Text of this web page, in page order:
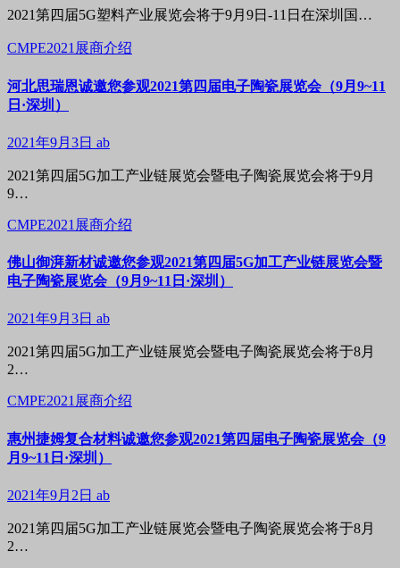
2021第四届5G塑料产业展览会将于9月9日-11日在深圳国…
CMPE2021展商介绍
河北思瑞恩诚邀您参观2021第四届电子陶瓷展览会（9月9~11
日·深圳）
2021年9月3日 ab
2021第四届5G加工产业链展览会暨电子陶瓷展览会将于9月
9…
CMPE2021展商介绍
佛山御湃新材诚邀您参观2021第四届5G加工产业链展览会暨
电子陶瓷展览会（9月9~11日·深圳）
2021年9月3日 ab
2021第四届5G加工产业链展览会暨电子陶瓷展览会将于8月
2…
CMPE2021展商介绍
惠州捷姆复合材料诚邀您参观2021第四届电子陶瓷展览会（9
月9~11日·深圳）
2021年9月2日 ab
2021第四届5G加工产业链展览会暨电子陶瓷展览会将于8月
2…